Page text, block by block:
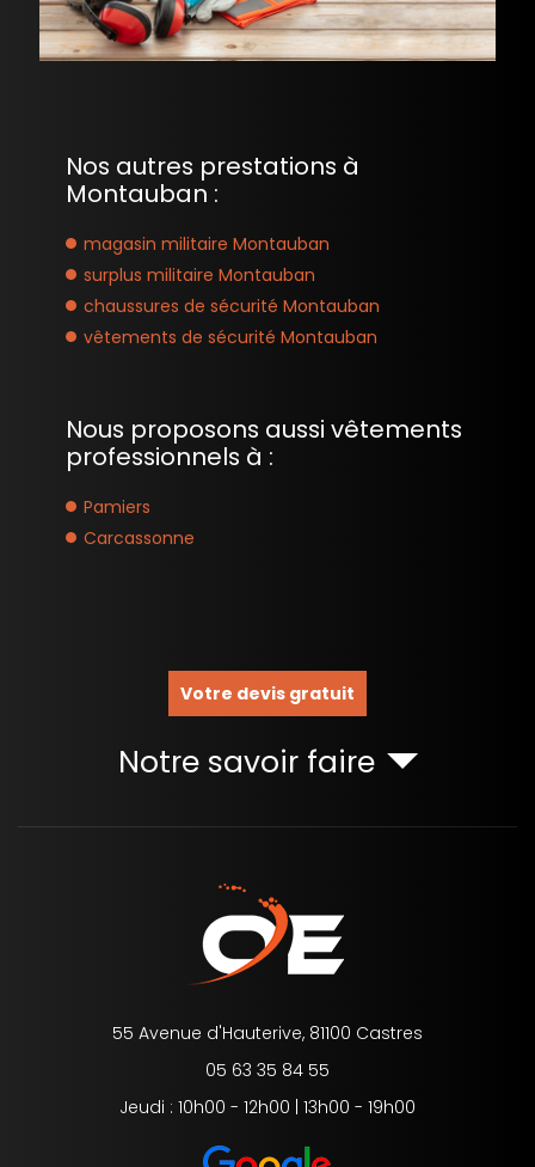
Nos autres prestations à
Montauban :
magasin militaire Montauban
surplus militaire Montauban
chaussures de sécurité Montauban
vêtements de sécurité Montauban
Nous proposons aussi vêtements
professionnels à :
Pamiers
Carcassonne
Votre devis gratuit
Notre savoir faire
55 Avenue d'Hauterive, 81100 Castres
05 63 35 84 55
Jeudi : 10h00 - 12h00 | 13h00 - 19h00